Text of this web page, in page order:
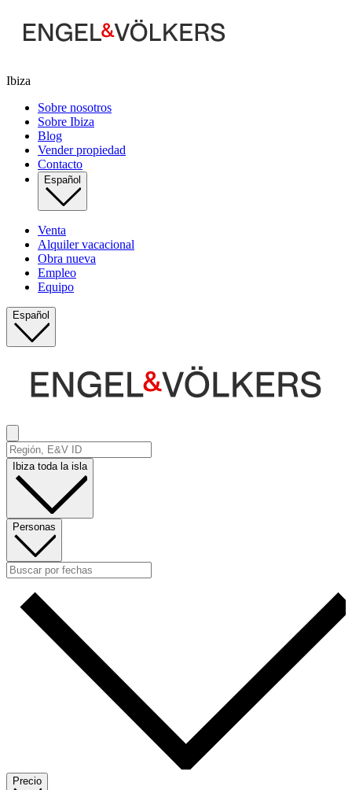
Ibiza
Sobre nosotros
Sobre Ibiza
Blog
Vender propiedad
Contacto
Español
Venta
Alquiler vacacional
Obra nueva
Empleo
Equipo
Español
Ibiza toda la isla
Personas
Precio